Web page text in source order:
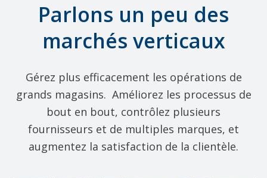
Parlons un peu des
marchés verticaux
Gérez plus efficacement les opérations de
grands magasins. Améliorez les processus de
bout en bout, contrôlez plusieurs
fournisseurs et de multiples marques, et
augmentez la satisfaction de la clientèle.